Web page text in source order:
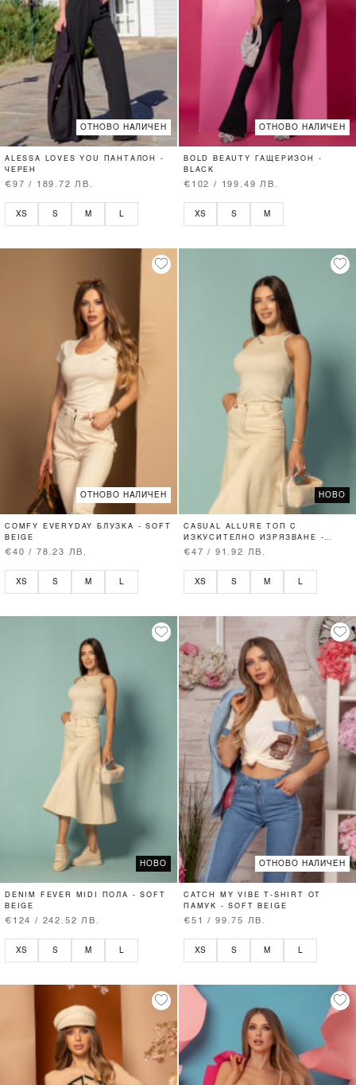
ОТНОВО НАЛИЧЕН
ALESSA LOVES YOU ПАНТАЛОН -
ЧЕРЕН
€97 / 189.72 ЛВ.
XS S M
ОТНОВО НАЛИЧЕН
BOLD BEAUTY ГАЩЕРИЗОН -
BLACK
€102 / 199.49 ЛВ.
XS S M
ОТНОВО НАЛИЧЕН
COMFY EVERYDAY БЛУЗКА - SOFT
BEIGE
€40 / 78.23 ЛВ.
XS S M L
НОВО
CASUAL ALLURE ТОП С
ИЗКУСИТЕЛНО ИЗРЯЗВАНЕ -
SOFT BEIGE
€47 / 91.92 ЛВ.
XS S M L
НОВО
DENIM FEVER MIDI ПОЛА - SOFT
BEIGE
€124 / 242.52 ЛВ.
XS S M
ОТНОВО НАЛИЧЕН
CATCH MY VIBE T-SHIRT ОТ
ПАМУК - SOFT BEIGE
€51 / 99.75 ЛВ.
XS S M